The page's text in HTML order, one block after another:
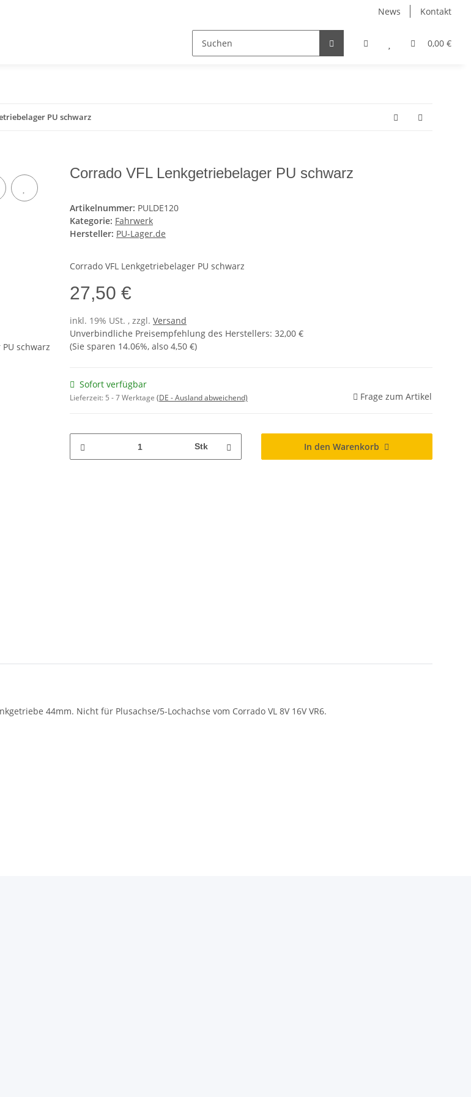
News Kontakt
0,00 €
PU schwarz
Corrado VFL Lenkgetriebelager PU schwarz
Artikelnummer: PULDE120
Kategorie: Fahrwerk
Hersteller: PU-Lager.de
Corrado VFL Lenkgetriebelager PU schwarz
27,50 €
inkl. 19% USt. , zzgl. Versand
Unverbindliche Preisempfehlung des Herstellers: 32,00 €
(Sie sparen 14.06%, also 4,50 €)
Sofort verfügbar
Lieferzeit: 5 - 7 Werktage (DE - Ausland abweichend) Frage zum Artikel
Stk In den Warenkorb
44mm. Nicht für Plusachse/5-Lochachse vom Corrado VL 8V 16V VR6.